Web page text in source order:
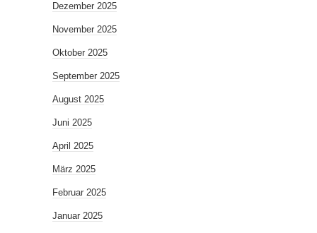
Dezember 2025
November 2025
Oktober 2025
September 2025
August 2025
Juni 2025
April 2025
März 2025
Februar 2025
Januar 2025